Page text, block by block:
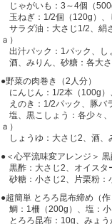
じゃがいも：3～4個（
玉ねぎ：1/2個（120g）、
サラダ油：大さじ1/2、絹
ａ）
出汁パック：1パック、し
酒、みりん、砂糖：各大
●野菜の肉巻き（2人分）
にんじん：1/2本（100g）
えのき：1/2パック、豚バ
塩、黒こしょう：各少々
ａ）
しょうゆ：大さじ2、酒、
●＜心平流味変アレンジ＞
黒酢：大さじ2、オイスタ
砂糖：小さじ2、片栗粉：
●超簡単 とろろ昆布締め（作
鯛：1柵（200g）、塩：小
とろろ昆布：10g、みょう